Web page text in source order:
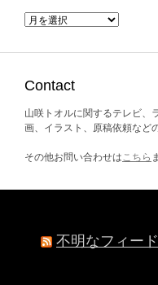
ア
ブ
Contact
山咲トオルに関するテレビ、
画、イラスト、原稿依頼など
その他お問い合わせはこちら
不明なフィード